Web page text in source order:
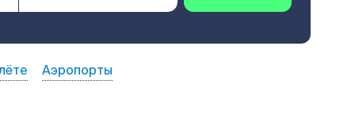
Аэропорты